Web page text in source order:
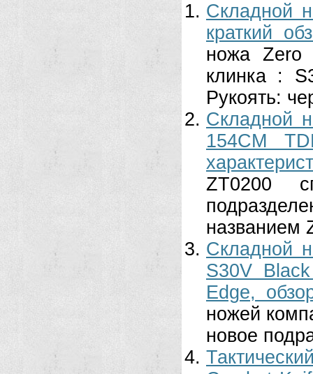
Складной
краткий
ножа Zero
клинка :
Рукоять:
Складной
154CM
ZT0200
названием
Складной
S30V
Edge,
ножей
новое